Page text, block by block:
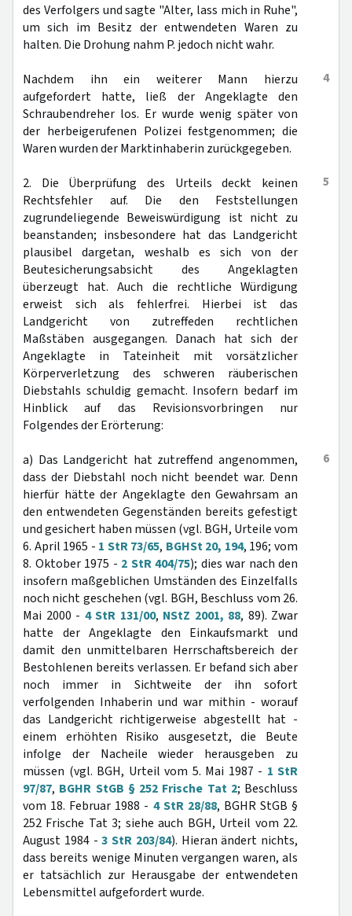
des Verfolgers und sagte "Alter, lass mich in Ruhe",
um sich im Besitz der entwendeten Waren zu
halten. Die Drohung nahm P. jedoch nicht wahr.
4
Nachdem ihn ein weiterer Mann hierzu
aufgefordert hatte, ließ der Angeklagte den
Schraubendreher los. Er wurde wenig später von
der herbeigerufenen Polizei festgenommen; die
Waren wurden der Marktinhaberin zurückgegeben.
5
2. Die Überprüfung des Urteils deckt keinen
Rechtsfehler auf. Die den Feststellungen
zugrundeliegende Beweiswürdigung ist nicht zu
beanstanden; insbesondere hat das Landgericht
plausibel dargetan, weshalb es sich von der
Beutesicherungsabsicht des Angeklagten
überzeugt hat. Auch die rechtliche Würdigung
erweist sich als fehlerfrei. Hierbei ist das
Landgericht von zutreffeden rechtlichen
Maßstäben ausgegangen. Danach hat sich der
Angeklagte in Tateinheit mit vorsätzlicher
Körperverletzung des schweren räuberischen
Diebstahls schuldig gemacht. Insofern bedarf im
Hinblick auf das Revisionsvorbringen nur
Folgendes der Erörterung:
6
a) Das Landgericht hat zutreffend angenommen,
dass der Diebstahl noch nicht beendet war. Denn
hierfür hätte der Angeklagte den Gewahrsam an
den entwendeten Gegenständen bereits gefestigt
und gesichert haben müssen (vgl. BGH, Urteile vom
6. April 1965 - 1 StR 73/65, BGHSt 20, 194, 196; vom
8. Oktober 1975 - 2 StR 404/75); dies war nach den
insofern maßgeblichen Umständen des Einzelfalls
noch nicht geschehen (vgl. BGH, Beschluss vom 26.
Mai 2000 - 4 StR 131/00, NStZ 2001, 88, 89). Zwar
hatte der Angeklagte den Einkaufsmarkt und
damit den unmittelbaren Herrschaftsbereich der
Bestohlenen bereits verlassen. Er befand sich aber
noch immer in Sichtweite der ihn sofort
verfolgenden Inhaberin und war mithin - worauf
das Landgericht richtigerweise abgestellt hat -
einem erhöhten Risiko ausgesetzt, die Beute
infolge der Nacheile wieder herausgeben zu
müssen (vgl. BGH, Urteil vom 5. Mai 1987 - 1 StR
97/87, BGHR StGB § 252 Frische Tat 2; Beschluss
vom 18. Februar 1988 - 4 StR 28/88, BGHR StGB §
252 Frische Tat 3; siehe auch BGH, Urteil vom 22.
August 1984 -3 StR 203/84). Hieran ändert nichts,
dass bereits wenige Minuten vergangen waren, als
er tatsächlich zur Herausgabe der entwendeten
Lebensmittel aufgefordert wurde.